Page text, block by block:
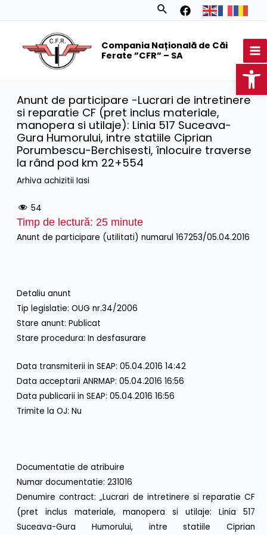
Search
Compania Națională de Căi
Ferate ”CFR” – SA
Anunt de participare -Lucrari de intretinere
si reparatie CF (pret inclus materiale,
manopera si utilaje): Linia 517 Suceava-
Gura Humorului, intre statiile Ciprian
Porumbescu-Berchisesti, înlocuire traverse
la rând pod km 22+554
Arhiva achizitii Iasi
54
Timp de lectură: 25 minute
Anunt de participare (utilitati) numarul 167253/05.04.2016
Detaliu anunt
Tip legislatie: OUG nr.34/2006
Stare anunt: Publicat
Stare procedura: In desfasurare
Data transmiterii in SEAP: 05.04.2016 14:42
Data acceptarii ANRMAP: 05.04.2016 16:56
Data publicarii in SEAP: 05.04.2016 16:56
Trimite la OJ: Nu
Documentatie de atribuire
Numar documentatie: 231016
Denumire contract: „Lucrari de intretinere si reparatie CF
(pret inclus materiale, manopera si utilaje: Linia 517
Suceava-Gura Humorului, intre statiile Ciprian